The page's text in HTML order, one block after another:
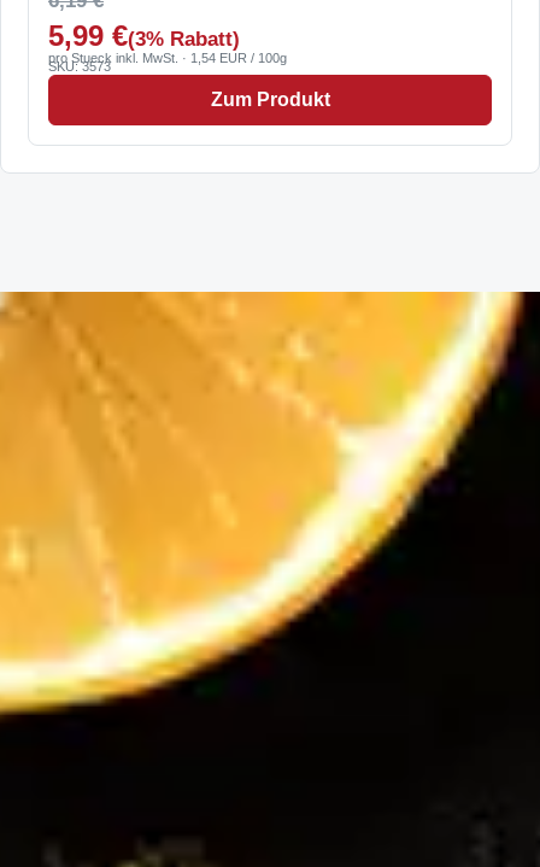
5,99 €(3% Rabatt)
pro Stueck inkl. MwSt. · 1,54 EUR / 100g
SKU: 3573
Zum Produkt